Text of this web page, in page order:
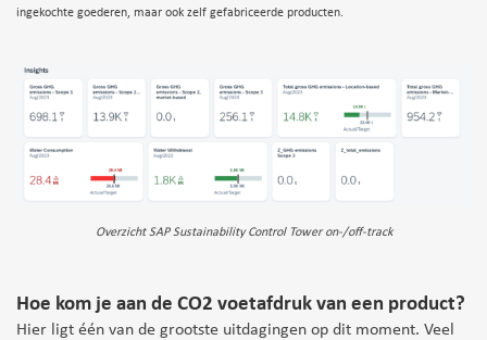
ingekochte goederen, maar ook zelf gefabriceerde producten.
Overzicht SAP Sustainability Control Tower on-/off-track
Hoe kom je aan de CO2 voetafdruk van een product?
Hier ligt één van de grootste uitdagingen op dit moment. Veel